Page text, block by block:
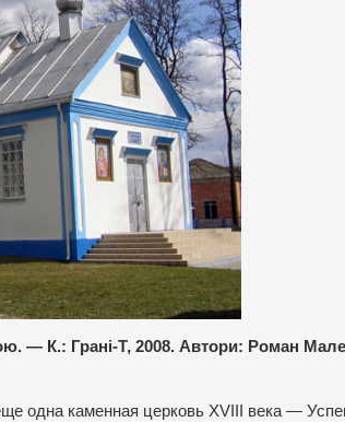
— К.: Грані-Т, 2008. Автори: Роман
одна каменная церковь XVIII века —